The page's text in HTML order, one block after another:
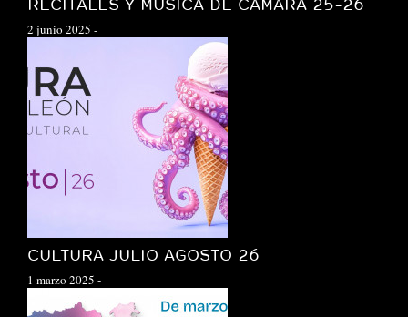
RECITALES Y MÚSICA DE CÁMARA 25-26
2 junio 2025 -
CULTURA JULIO AGOSTO 26
1 marzo 2025 -